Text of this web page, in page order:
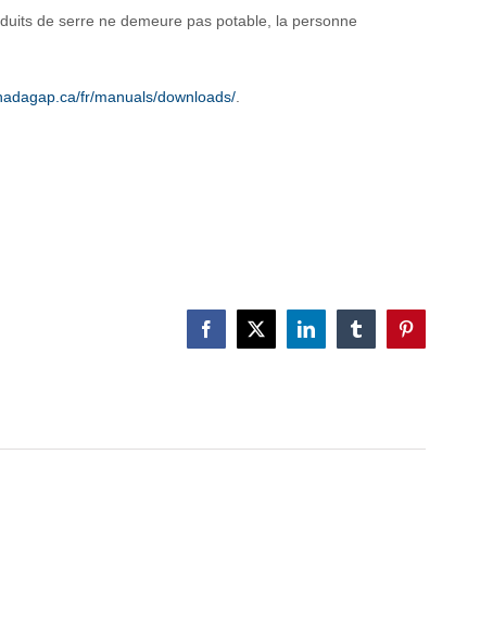
de serre ne demeure pas potable, la personne
fr/manuals/downloads/
Facebook
X LinkedInTumblrPinterest